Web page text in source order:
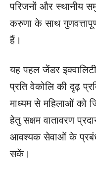
परिजनों और स्थानीय
करुणा के साथ
हैं।
यह पहल जेंडर
प्रति वेकोलि की दृढ़
माध्यम से महिलाओं को
हेतु सक्षम वातावरण
आवश्यक सेवाओं के
सकें।